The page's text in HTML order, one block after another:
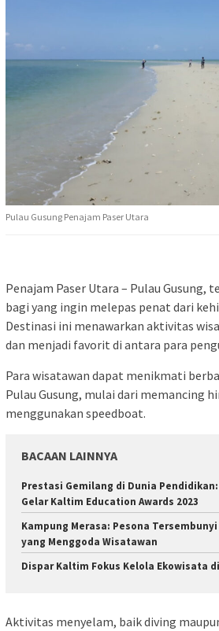
Pulau Gusung Penajam Paser Utara
Penajam Paser Utara – Pulau Gusung,
bagi yang ingin melepas penat dari
Destinasi ini menawarkan aktivitas
dan menjadi favorit di antara para
Para wisatawan dapat menikmati
Pulau Gusung, mulai dari memancing
menggunakan speedboat.
BACAAN LAINNYA
Prestasi Gemilang di Dunia
Gelar Kaltim Education Awards 2023
Kampung Merasa: Pesona
yang Menggoda Wisatawan
Dispar Kaltim Fokus Kelola Ekowisata
Aktivitas menyelam, baik diving